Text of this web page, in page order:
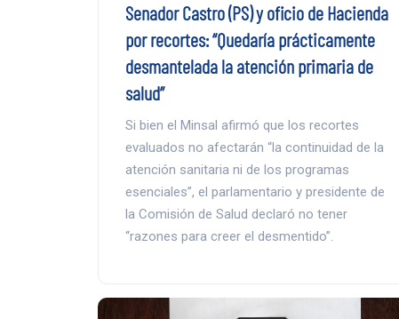
Senador Castro (PS) y oficio de Hacienda
por recortes: “Quedaría prácticamente
desmantelada la atención primaria de
salud”
Si bien el Minsal afirmó que los recortes
evaluados no afectarán “la continuidad de la
atención sanitaria ni de los programas
esenciales”, el parlamentario y presidente de
la Comisión de Salud declaró no tener
“razones para creer el desmentido”.